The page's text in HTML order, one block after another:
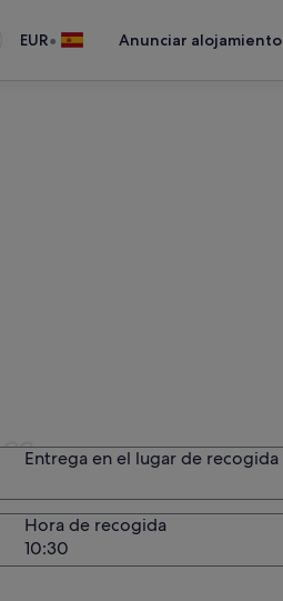
EUR• Anunciar alojamiento
Entrega en el lugar de recogida
Entrega en el lugar de recogida
Hora de recogida